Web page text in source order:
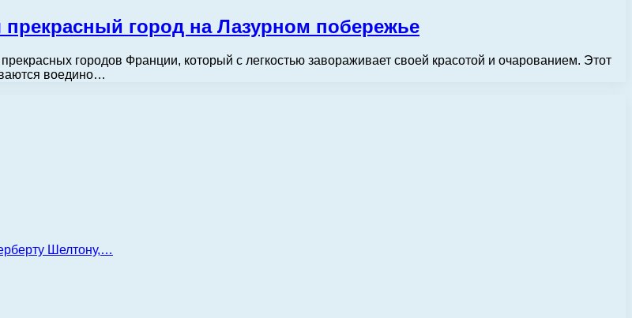
город на Лазурном побережье
городов Франции, который с легкостью завораживает своей красотой и очарованием. Этот
воедино…
Шелтону,…